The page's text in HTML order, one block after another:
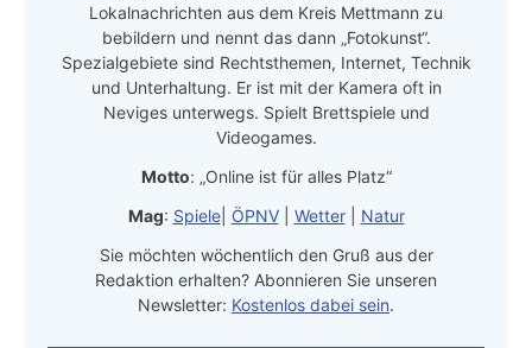
Lokalnachrichten aus dem Kreis Mettmann zu
bebildern und nennt das dann „Fotokunst“.
Spezialgebiete sind Rechtsthemen, Internet, Technik
und Unterhaltung. Er ist mit der Kamera oft in
Neviges unterwegs. Spielt Brettspiele und
Videogames.
Motto: „Online ist für alles Platz“
Mag: Spiele| ÖPNV| Wetter| Natur
Sie möchten wöchentlich den Gruß aus der
Redaktion erhalten? Abonnieren Sie unseren
Newsletter: Kostenlos dabei sein.